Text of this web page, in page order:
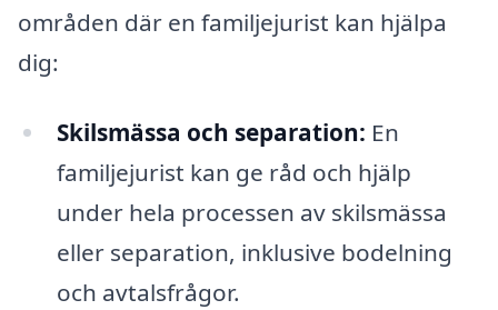
områden där en familjejurist kan hjälpa
dig:
Skilsmässa och separation: En
familjejurist kan ge råd och hjälp
under hela processen av skilsmässa
eller separation, inklusive bodelning
och avtalsfrågor.